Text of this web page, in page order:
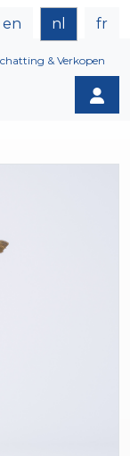
en nl fr
& Verkopen